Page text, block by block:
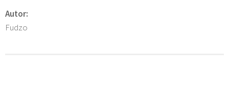
Autor:
Fudzo